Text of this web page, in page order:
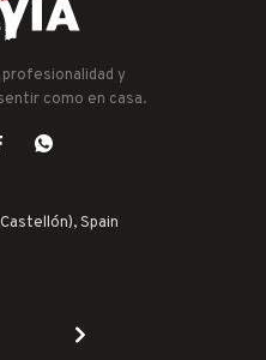
y
como en casa.
Spain